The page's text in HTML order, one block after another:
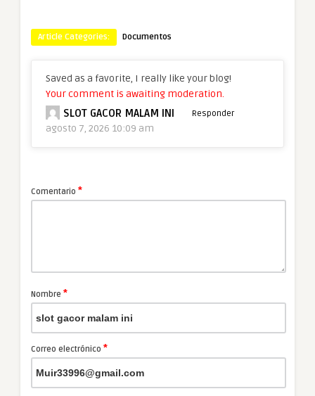
Article Categories: Documentos
Saved as a favorite, I really like your blog!
Your comment is awaiting moderation.
SLOT GACOR MALAM INI
agosto 7, 2026 10:09 am
Responder
Comentario *
Nombre *
Correo electrónico *